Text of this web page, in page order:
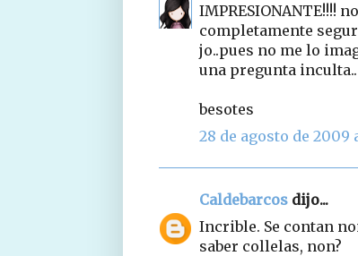
IMPRESIONANTE!!!!
completamente
jo..pues no me lo
una pregunta
besotes
28 de agosto de 2009
Caldebarcos dijo...
Incrible. Se contan
saber collelas, non?